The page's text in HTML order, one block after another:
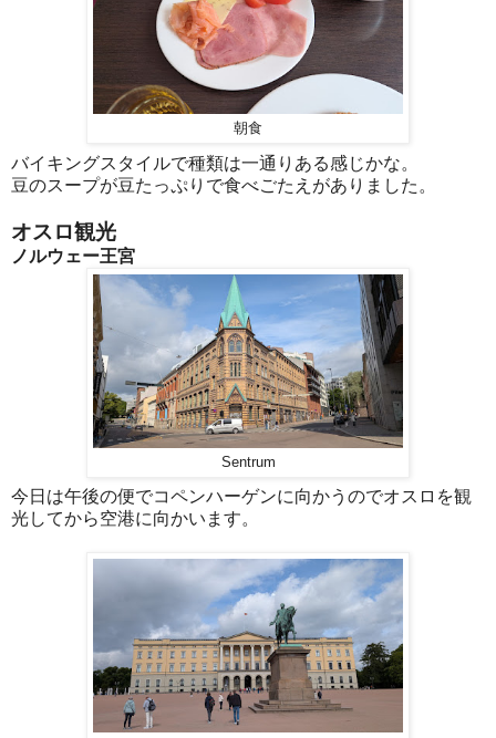
朝食
バイキングスタイルで種類は一通りある感じかな。
豆のスープが豆たっぷりで食べごたえがありました。
オスロ観光
ノルウェー王宮
Sentrum
今日は午後の便でコペンハーゲンに向かうのでオスロを観
光してから空港に向かいます。